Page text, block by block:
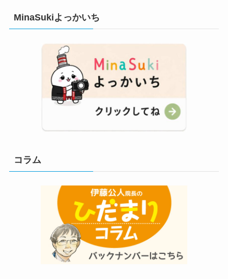
MinaSukiよっかいち
コラム